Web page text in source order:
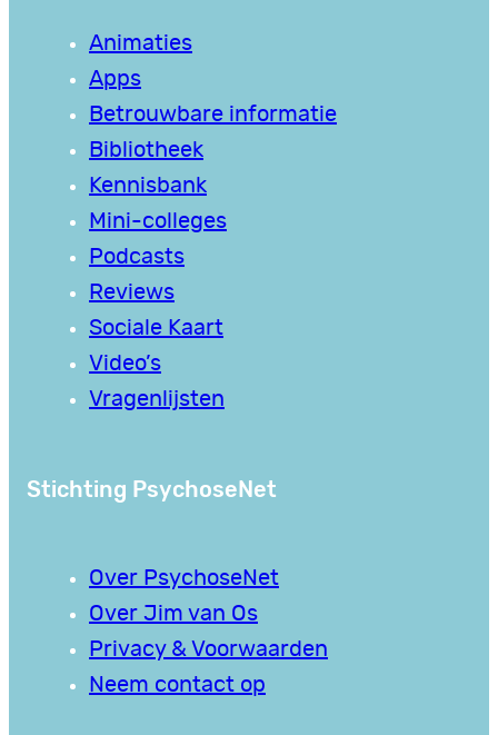
Animaties
Apps
Betrouwbare informatie
Bibliotheek
Kennisbank
Mini-colleges
Podcasts
Reviews
Sociale Kaart
Video’s
Vragenlijsten
Stichting PsychoseNet
Over PsychoseNet
Over Jim van Os
Privacy & Voorwaarden
Neem contact op